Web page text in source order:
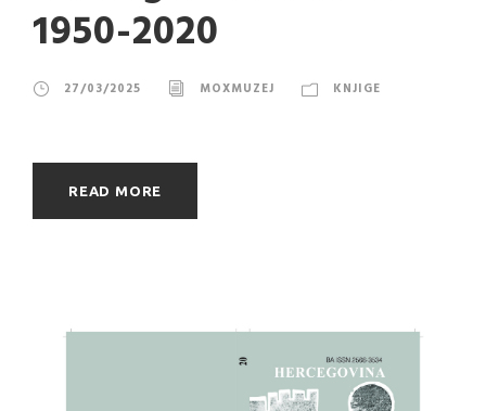
1950-2020
27/03/2025 MOXMUZEJ KNJIGE
READ MORE